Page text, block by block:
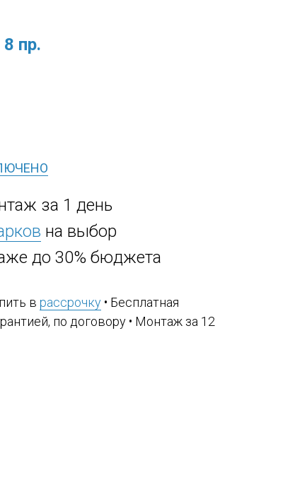
пр.
за 1 день
на выбор
до 30% бюджета
в рассрочку • Бесплатная
по договору • Монтаж за 12